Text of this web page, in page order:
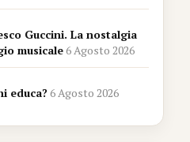
Guccini. La nostalgia
musicale6 Agosto 2026
educa?6 Agosto 2026